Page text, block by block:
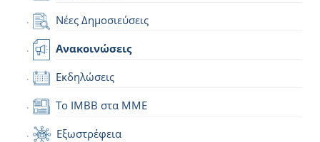
Νέες Δημοσιεύσεις
Ανακοινώσεις
Εκδηλώσεις
Το IMBB στα ΜΜΕ
Εξωστρέφεια